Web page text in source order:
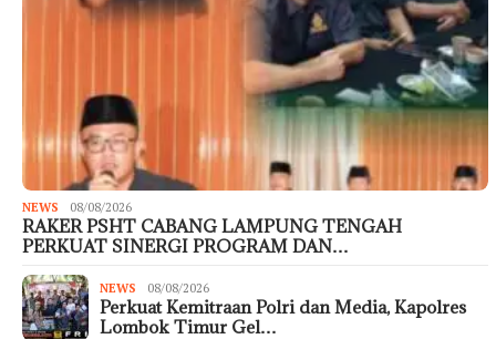
NEWS 08/08/2026
RAKER PSHT CABANG LAMPUNG TENGAH
PERKUAT SINERGI PROGRAM DAN…
NEWS 08/08/2026
Perkuat Kemitraan Polri dan Media, Kapolres
Lombok Timur Gel…